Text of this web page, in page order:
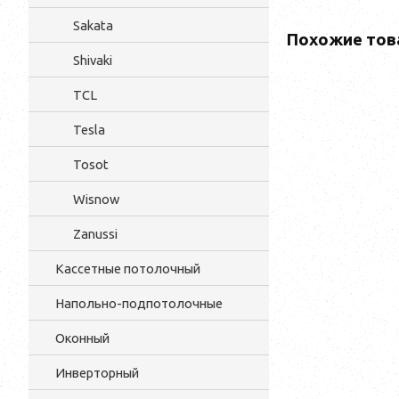
Sakata
Shivaki
TCL
Tesla
Tosot
Wisnow
Zanussi
Кассетные потолочный
Напольно-подпотолочные
Оконный
Инверторный
Похожие